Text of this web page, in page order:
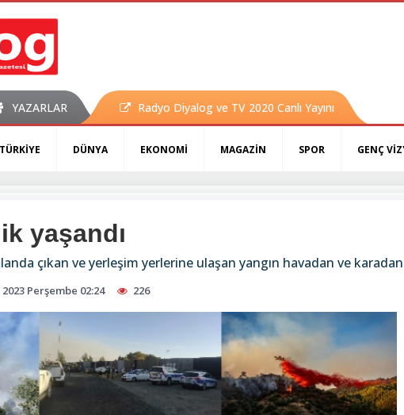
YAZARLAR Radyo Diyalog ve TV 2020 Canlı Yayını
TÜRKİYE DÜNYA EKONOMİ MAGAZİN SPOR GENÇ
yaşandı
çıkan ve yerleşim yerlerine ulaşan yangın havadan ve
Perşembe 02:24 226